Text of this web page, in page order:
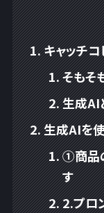
キャッチ
そもそ
生成AI
生成AIを
①商品
す
2.プロ